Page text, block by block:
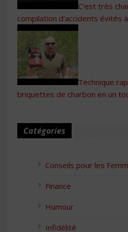
C’est très
compilation d’accidents évités
Technique
briquettes de charbon en un
Catégories
Conseils pour les
Finance
Humour
Infidélité